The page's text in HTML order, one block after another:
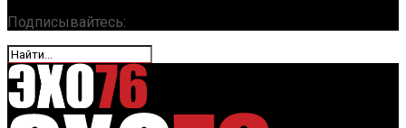
Подписывайтесь: